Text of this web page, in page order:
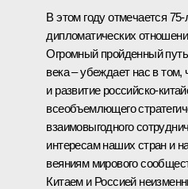
В этом году отмечается
дипломатических
Огромный пройденный
века – убеждает нас в том,
и развитие российско-
всеобъемлющего
взаимовыгодного
интересам наших стран и
веяниям мирового
Китаем и Россией